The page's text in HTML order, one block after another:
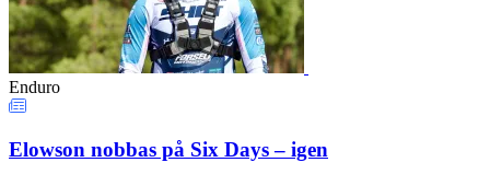
Enduro
Elowson nobbas på Six Days – igen